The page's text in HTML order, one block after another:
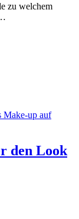
zu welchem
den Look